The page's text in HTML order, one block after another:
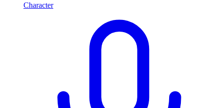
Character